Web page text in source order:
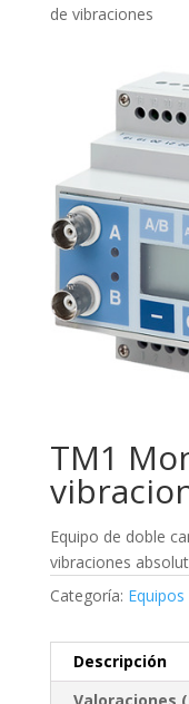
de vibraciones
TM1
Equipo de doble
vibraciones
Categoría:
Descripción